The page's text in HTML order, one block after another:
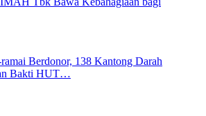
Berdonor, 138 Kantong Darah
Bakti HUT…